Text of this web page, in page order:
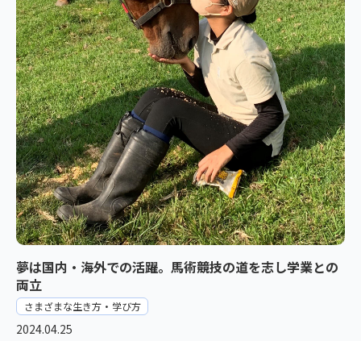
夢は国内・海外での活躍。馬術競技の道を志し学業との
両立
さまざまな生き方・学び方
2024.04.25